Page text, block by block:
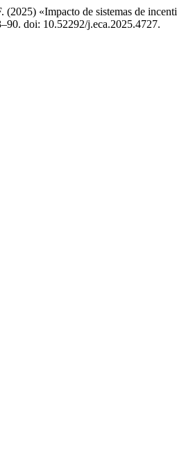
«Impacto de sistemas de
doi: 10.52292/j.eca.2025.4727.